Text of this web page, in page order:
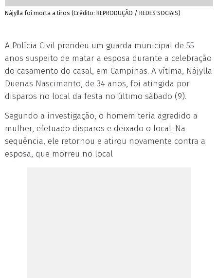
Nájylla foi morta a tiros (Crédito: REPRODUÇÃO / REDES SOCIAIS)
A Polícia Civil prendeu um guarda municipal de 55
anos suspeito de matar a esposa durante a celebração
do casamento do casal, em Campinas. A vítima, Nájylla
Duenas Nascimento, de 34 anos, foi atingida por
disparos no local da festa no último sábado (9).
Segundo a investigação, o homem teria agredido a
mulher, efetuado disparos e deixado o local. Na
sequência, ele retornou e atirou novamente contra a
esposa, que morreu no local